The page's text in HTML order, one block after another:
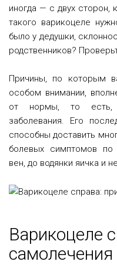
иногда — с двух сторон,
такого варикоцеле
было у дедушки,
родственников?
Причины, по которым
особом внимании,
от нормы, то есть,
заболевания. Его
способны доставить
болевых симптомов по
вен, до водянки яичка и
Варикоцеле
самолечения